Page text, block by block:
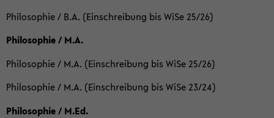
Philosophie / B.A. (Einschreibung bis WiSe 25/26)
Philosophie / M.A.
Philosophie / M.A. (Einschreibung bis WiSe 25/26)
Philosophie / M.A. (Einschreibung bis WiSe 23/24)
Philosophie / M.Ed.